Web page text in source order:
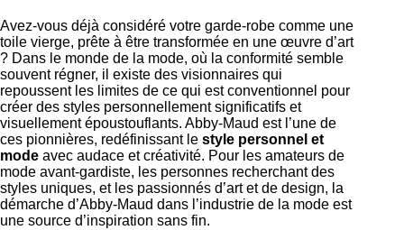
Avez-vous déjà considéré votre garde-robe comme une
toile vierge, prête à être transformée en une œuvre d’art
? Dans le monde de la mode, où la conformité semble
souvent régner, il existe des visionnaires qui
repoussent les limites de ce qui est conventionnel pour
créer des styles personnellement significatifs et
visuellement époustouflants. Abby-Maud est l’une de
ces pionnières, redéfinissant le style personnel et
mode avec audace et créativité. Pour les amateurs de
mode avant-gardiste, les personnes recherchant des
styles uniques, et les passionnés d’art et de design, la
démarche d’Abby-Maud dans l’industrie de la mode est
une source d’inspiration sans fin.